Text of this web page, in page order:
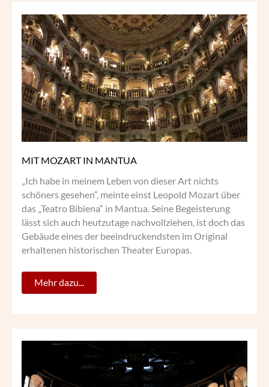
MIT MOZART IN MANTUA
„Ich habe in meinem Leben von dieser Art nichts
schöners gesehen“, meinte einst Leopold Mozart über
das „Teatro Bibiena“ in Mantua. Seine Begeisterung
lässt sich auch heutzutage nachvollziehen, ist doch das
Gebäude eines der beeindruckendsten im Original
erhaltenen historischen Theater Europas.
MIT
MOZART
IN
MANTUA
Mehr dazu...
DAS
IN
PARMA